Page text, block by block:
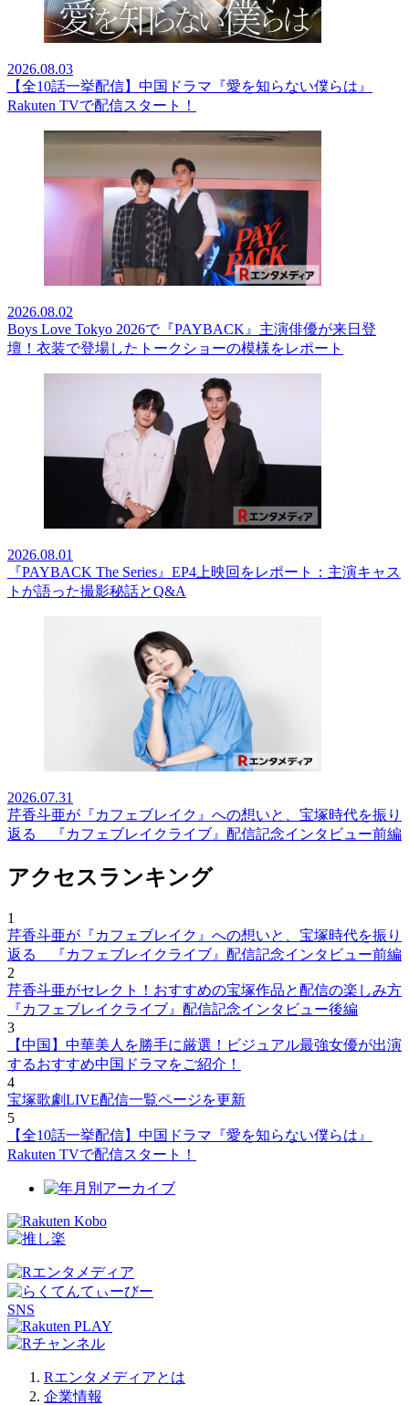
2026.08.03
【全10話一挙配信】中国ドラマ『愛を知らない僕らは』
Rakuten TVで配信スタート！
2026.08.02
Boys Love Tokyo 2026で『PAYBACK』主演俳優が来日登
壇！衣装で登場したトークショーの模様をレポート
2026.08.01
『PAYBACK The Series』EP4上映回をレポート：主演キャス
トが語った撮影秘話とQ&A
2026.07.31
芹香斗亜が『カフェブレイク』への想いと、宝塚時代を振り
返る 『カフェブレイクライブ』配信記念インタビュー前編
アクセスランキング
1
芹香斗亜が『カフェブレイク』への想いと、宝塚時代を振り
返る 『カフェブレイクライブ』配信記念インタビュー前編
2
芹香斗亜がセレクト！おすすめの宝塚作品と配信の楽しみ方
『カフェブレイクライブ』配信記念インタビュー後編
3
【中国】中華美人を勝手に厳選！ビジュアル最強女優が出演
するおすすめ中国ドラマをご紹介！
4
宝塚歌劇LIVE配信一覧ページを更新
5
【全10話一挙配信】中国ドラマ『愛を知らない僕らは』
Rakuten TVで配信スタート！
SNS
Rエンタメディアとは
企業情報